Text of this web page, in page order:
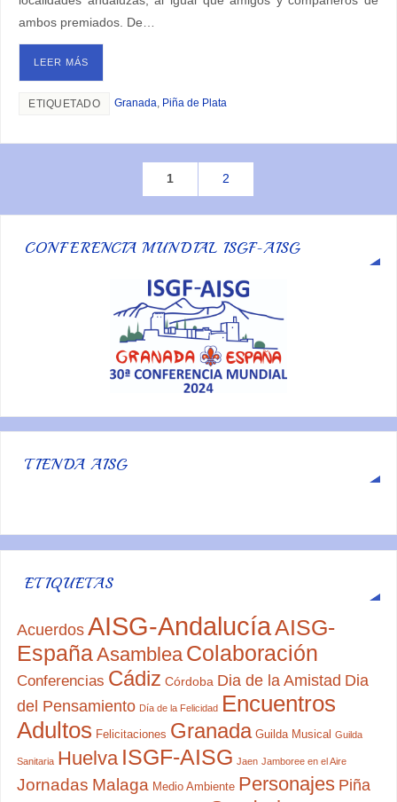
ambos premiados. De…
LEER MÁS
ETIQUETADO Granada, Piña de Plata
1 2
CONFERENCIA MUNDIAL ISGF-AISG
TIENDA AISG
ETIQUETAS
Acuerdos AISG-AndalucíaAISG-
EspañaAsamblea Colaboración
Conferencias Cádiz Córdoba Dia de la Amistad Dia
del Pensamiento Día de la Felicidad Encuentros
Adultos Felicitaciones Granada Guilda Musical Guilda
Sanitaria Huelva ISGF-AISG Jaen Jamboree en el Aire
Jornadas Malaga Medio Ambiente Personajes Piña